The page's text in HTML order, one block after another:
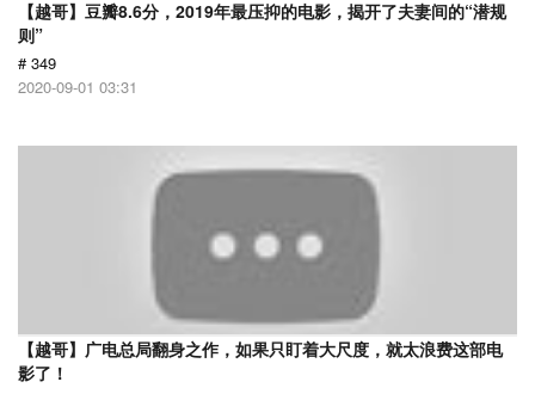
【越哥】豆瓣8.6分，2019年最压抑的电影，揭开了夫妻间的“潜规
则”
# 349
2020-09-01 03:31
【越哥】广电总局翻身之作，如果只盯着大尺度，就太浪费这部电
影了！